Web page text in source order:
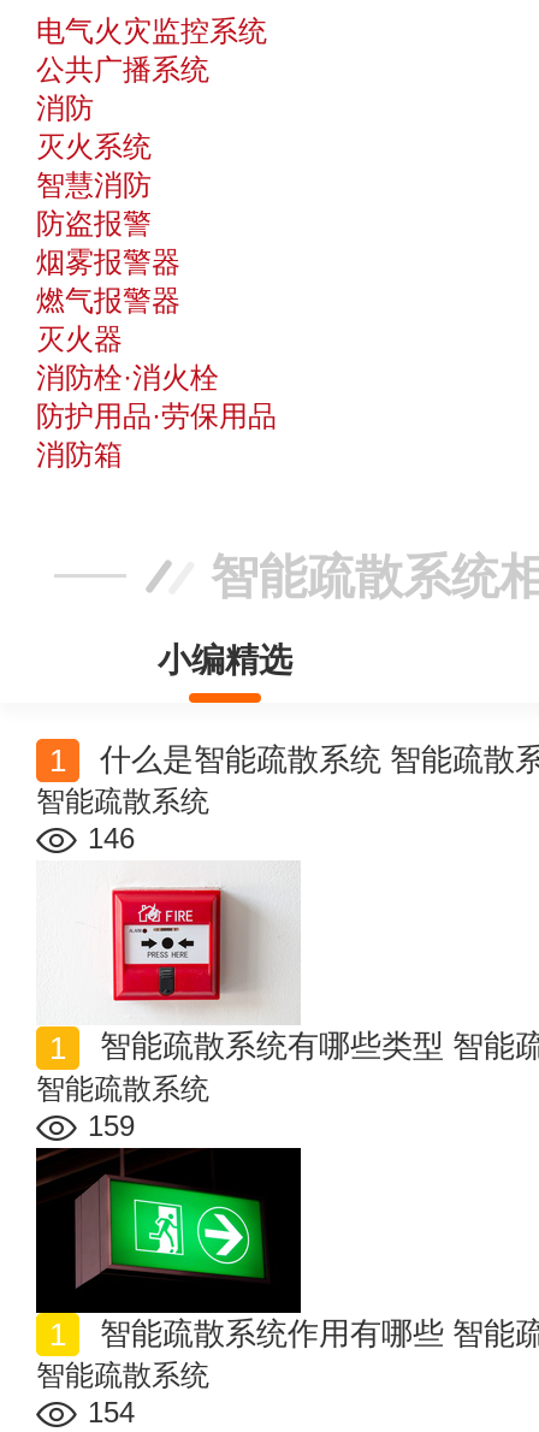
电气火灾监控系统
公共广播系统
消防
灭火系统
智慧消防
防盗报警
烟雾报警器
燃气报警器
灭火器
消防栓·消火栓
防护用品·劳保用品
消防箱
智能疏散系统
小编精选
什么是智能疏散系统 智能疏散
智能疏散系统
146
智能疏散系统有哪些类型 智能
智能疏散系统
159
智能疏散系统作用有哪些 智能
智能疏散系统
154